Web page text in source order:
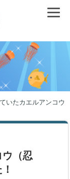
いたカエルアンコウ
ウ（忍